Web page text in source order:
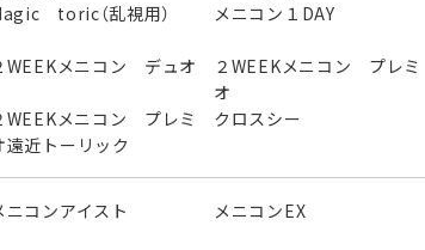
toric（乱視用） メニコン１DAY
WEEKメニコン デュオ
２WEEKメニコン プレミ
オ
WEEKメニコン プレミ
遠近トーリック
クロスシー
ニコンアイスト メニコンEX